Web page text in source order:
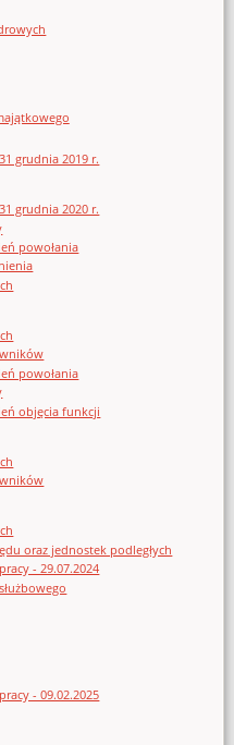
grudnia 2019 r.
grudnia 2020 r.
powołania
powołania
objęcia funkcji
oraz jednostek podległych
- 29.07.2024
- 09.02.2025